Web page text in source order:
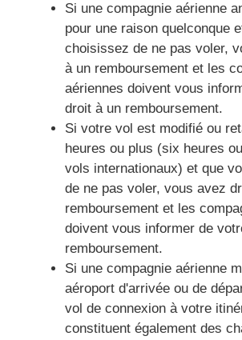
Si une compagnie aérienne
pour une raison quelconque
choisissez de ne pas voler,
à un remboursement et les
aériennes doivent vous
droit à un remboursement.
Si votre vol est modifié ou
heures ou plus (six heures
vols internationaux) et que
de ne pas voler, vous avez
remboursement et les
doivent vous informer de
remboursement.
Si une compagnie aérienne
aéroport d'arrivée ou de
vol de connexion à votre
constituent également des